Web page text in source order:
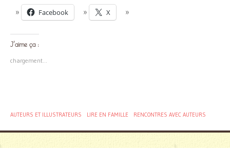
Facebook X
J’aime ça :
chargement…
AUTEURS ET ILLUSTRATEURS LIRE EN FAMILLE RENCONTRES AVEC AUTEURS